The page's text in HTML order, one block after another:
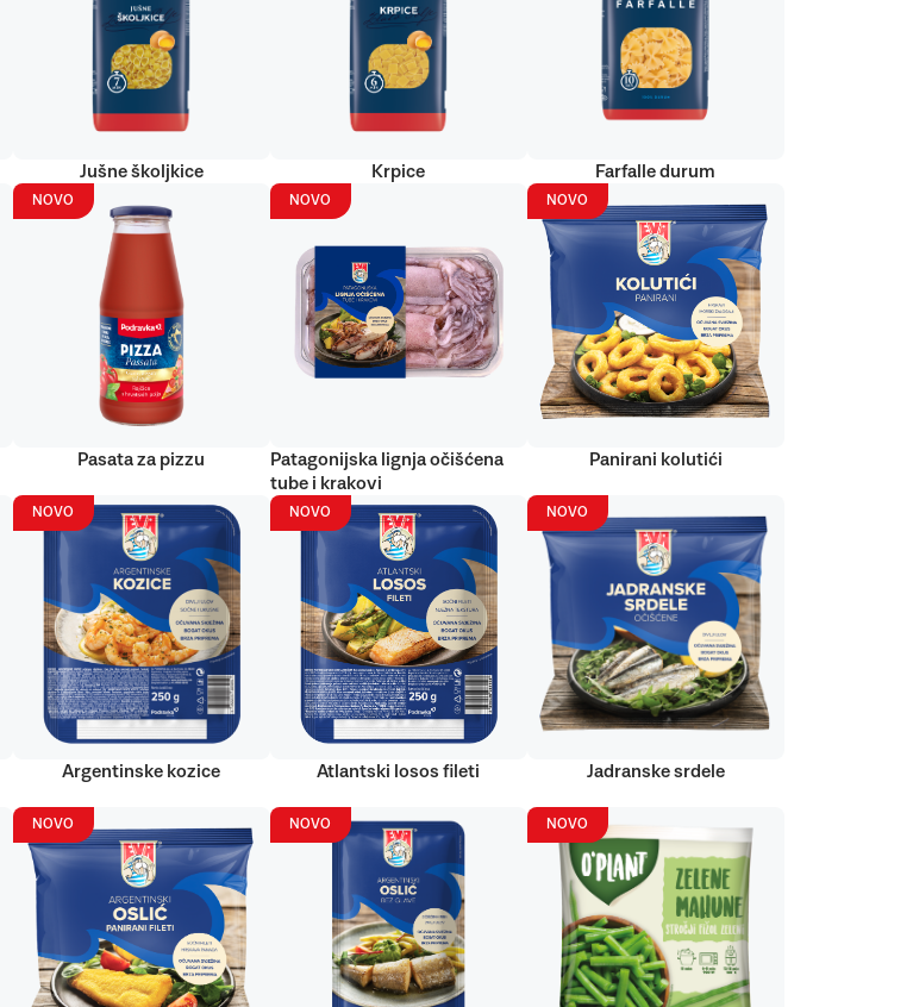
Jušne školjkice Krpice Farfalle durum
NOVO
Pasata za pizzu
NOVO
Patagonijska lignja očišćena
tube i krakovi
NOVO
Panirani kolutići
NOVO
Argentinske kozice
NOVO
Atlantski losos fileti
NOVO
Jadranske srdele
NOVO NOVO NOVO